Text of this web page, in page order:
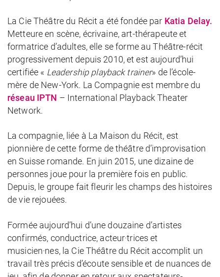
La Cie Théâtre du Récit a été fondée par Katia Delay.
Metteure en scène, écrivaine, art-thérapeute et
formatrice d’adultes, elle se forme au Théâtre-récit
progressivement depuis 2010, et est aujourd’hui
certifiée « Leadership playback trainer» de l’école-
mère de New-York. La Compagnie est membre du
réseau IPTN – International Playback Theater
Network.
La compagnie, liée à La Maison du Récit, est
pionnière de cette forme de théâtre d’improvisation
en Suisse romande. En juin 2015, une dizaine de
personnes joue pour la première fois en public.
Depuis, le groupe fait fleurir les champs des histoires
de vie rejouées.
Formée aujourd’hui d’une douzaine d’artistes
confirmés, conductrice, acteur·trices et
musicien·nes, la Cie Théâtre du Récit accomplit un
travail très précis d’écoute sensible et de nuances de